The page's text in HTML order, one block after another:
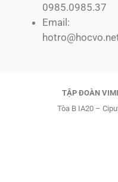
0985.0985.37
Email:
b
o
TẬP ĐOÀN
Tòa B IA20 –